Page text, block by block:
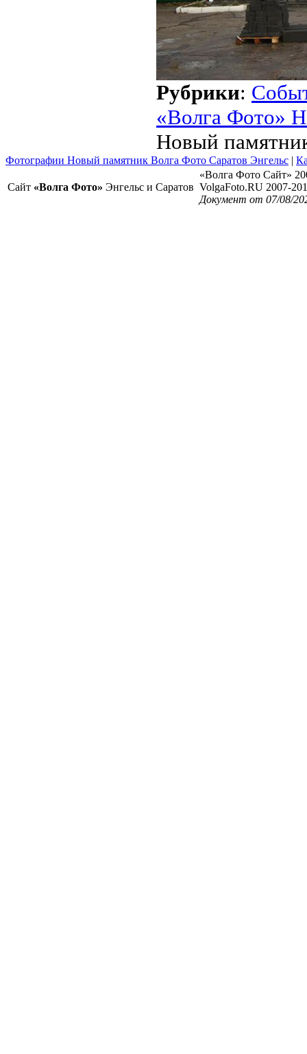
Рубрики:
«Волга Фото»
Новый
Фотографии Новый памятник Волга Фото Саратов Энгельс |
Сайт «Волга Фото» Энгельс и Саратов
«Волга Фото Сайт»
VolgaFoto.RU 2007-
Документ от 07/08/